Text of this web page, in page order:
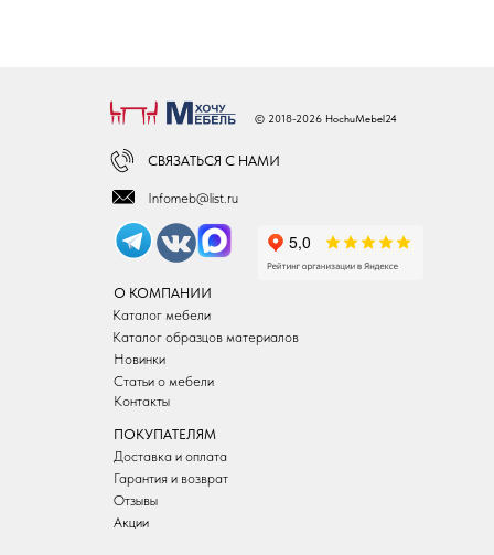
© 2018-2026 HochuMebel24
Infomeb@list.ru
ПОКУПАТЕЛЯМ
Гарантия и возврат
Доставка и оплата
Отзывы
Каталог образцов материалов
Каталог мебели
Новинки
Статьи о мебели
Акции
О КОМПАНИИ
Контакты
СВЯЗАТЬСЯ С НАМИ